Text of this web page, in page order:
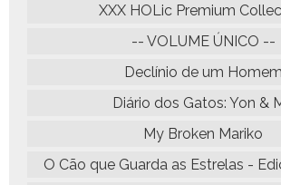
XXX HOLic Premium
-- VOLUME ÚNICO --
Declínio de um Homem
Diário dos Gatos: Yon &
My Broken Mariko
O Cão que Guarda as Estrelas -